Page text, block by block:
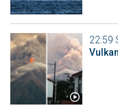
22:59